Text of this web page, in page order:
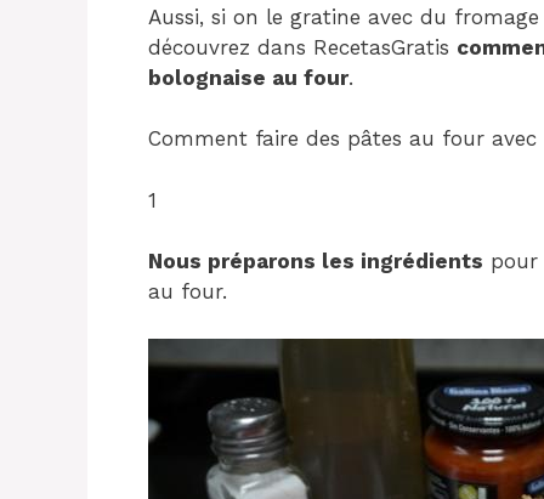
Aussi, si on le gratine avec du
découvrez dans RecetasGratis
bolognaise au four.
Comment faire des pâtes au four avec
1
Nous préparons les ingrédients pour
au four.